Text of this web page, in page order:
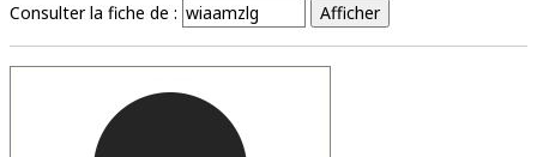
Consulter la fiche de :